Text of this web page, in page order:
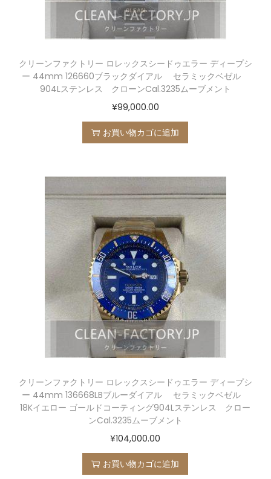
クリーンファクトリー ロレックスシードゥエラー ディープシ
ー 44mm 126660ブラックダイアル セラミックベゼル
904Lステンレス クローンCal.3235ムーブメント
¥99,000.00
お買い物カゴに追加
クリーンファクトリー ロレックスシードゥエラー ディープシ
ー 44mm 136668LBブルーダイアル セラミックベゼル
18Kイエロー ゴールドコーティング904Lステンレス クロー
ンCal.3235ムーブメント
¥104,000.00
お買い物カゴに追加